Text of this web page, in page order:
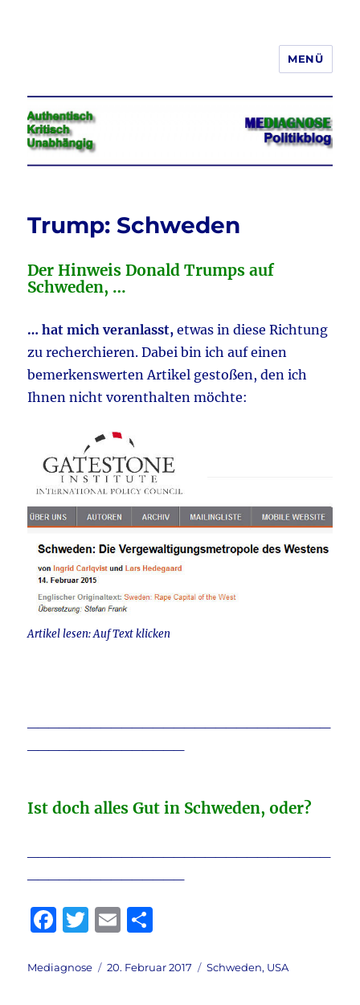
Jeder hat das Recht, seine
Meinung in Wort, Schrift und Bild
frei zu äußern und zu verbreiten
MENÜ
Trump: Schweden
Der Hinweis Donald Trumps auf
Schweden, …
… hat mich veranlasst, etwas in diese Richtung
zu recherchieren. Dabei bin ich auf einen
bemerkenswerten Artikel gestoßen, den ich
Ihnen nicht vorenthalten möchte:
Artikel lesen: Auf Text klicken
Ist doch alles Gut in Schweden, oder?
F
c
T
it
E
ai le
Autor
Mediagnose
Veröffentlicht
20. Februar 2017 Kategorien
Schweden, USA